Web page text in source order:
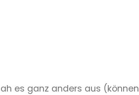
es ganz anders aus (können